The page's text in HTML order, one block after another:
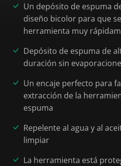
Un depósito de espuma
diseño bicolor para que
herramienta muy
Depósito de espuma de
duración sin
Un encaje perfecto para
extracción de la
espuma
Repelente al agua y al
limpiar
La herramienta está